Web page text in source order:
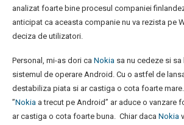
analizat foarte bine procesul companiei
anticipat ca aceasta companie nu va rezista pe
deciza de utilizatori.
Personal, mi-as dori ca Nokia sa nu cedeze si
sistemul de operare Android. Cu o astfel de
destabiliza piata si ar castiga o cota foarte
”Nokia a trecut pe Android” ar aduce o vanzare
ar castiga o cota foarte buna. Chiar daca Nokia